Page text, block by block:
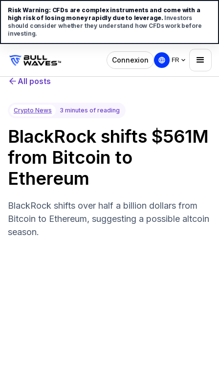
Connexion FR
All posts
Crypto News 3 minutes of reading
BlackRock shifts $561M
from Bitcoin to
Ethereum
BlackRock shifts over half a billion dollars from
Bitcoin to Ethereum, suggesting a possible altcoin
season.
Risk Warning: CFDs are complex instruments and come with a
high risk of losing money rapidly due to leverage. Investors
should consider whether they understand how CFDs work before
investing.